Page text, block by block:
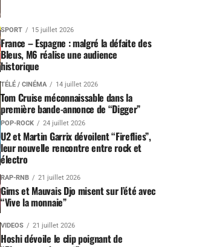
SPORT 15 juillet 2026
France – Espagne : malgré la défaite des
Bleus, M6 réalise une audience
historique
TÉLÉ / CINÉMA 14 juillet 2026
Tom Cruise méconnaissable dans la
première bande-annonce de “Digger”
POP-ROCK 24 juillet 2026
U2 et Martin Garrix dévoilent “Fireflies”,
leur nouvelle rencontre entre rock et
électro
RAP-RNB 21 juillet 2026
Gims et Mauvais Djo misent sur l’été avec
“Vive la monnaie”
VIDEOS 21 juillet 2026
Hoshi dévoile le clip poignant de